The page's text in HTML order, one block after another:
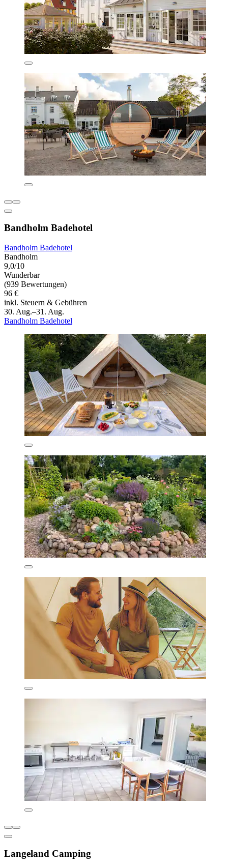
Bandholm Badehotel
Bandholm Badehotel
Bandholm
9,0/10
Wunderbar
(939 Bewertungen)
96 €
inkl. Steuern & Gebühren
30. Aug.–31. Aug.
Bandholm Badehotel
Langeland Camping